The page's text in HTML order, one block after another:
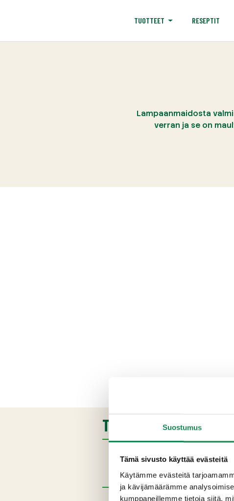
Suostumus
Tämä sivusto käyttää evästeitä
Käytämme evästeitä
ja kävijämäärämme
kumppaneillemme tietoja siitä,
TUOTTEET RESEPTIT
Lampaanmaidosta
verran ja se on
TUOTETIEDOT
Pakkauskoot